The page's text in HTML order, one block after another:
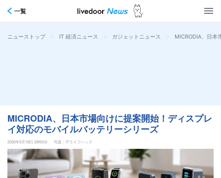
一覧
ニューストップ > IT 経済ニュース > ガジェットニュース > MICRODIA、日本
MICRODIA、日本市場向けに提案開始！ディスプレ
イ対応のモバイルバッテリーシリーズ
2026年5月18日 20時0分 写真：ITライフハック